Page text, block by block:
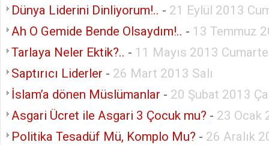
Dünya Liderini Dinliyorum!.. - 21 Eylül 2013
Ah O Gemide Bende Olsaydım!.. - 13 Temmuz
Tarlaya Neler Ektik?.. - 11 Mayıs 2013
Saptırıcı Liderler - 26 Mart 2013 Salı
İslam’a dönen Müslümanlar - 20 Şubat 2013
Asgari Ücret ile Asgari 3 Çocuk mu? - 23 Ocak
Politika Tesadüf Mü, Komplo Mu? - 26 Aralık